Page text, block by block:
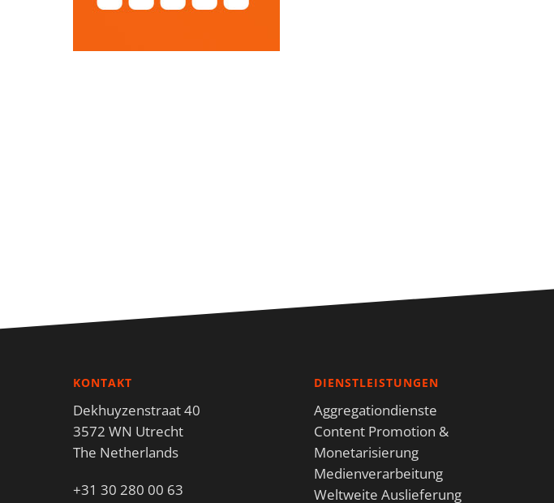
KONTAKT
Dekhuyzenstraat 40
3572 WN Utrecht
The Netherlands
+31 30 280 00 63
DIENSTLEISTUNGEN
Aggregationdienste
Content Promotion &
Monetarisierung
Medienverarbeitung
Weltweite Auslieferung